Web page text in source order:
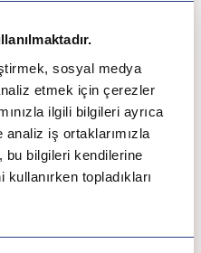
sosyal medya
etmek için çerezler
ilgili bilgileri ayrıca
iş ortaklarımızla
bu bilgileri kendilerine
kullanırken topladıkları
kampüs içi
Brooklyn ve
planları ve
Ayrıca öğrenciler
kalabilir.
USD